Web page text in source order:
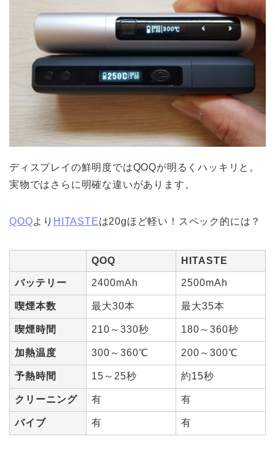
ディスプレイの鮮明度ではQOQが明るくハッキリと。
実物ではさらに明確な違いがあります。
QOQより HITASTEは20gほど軽い！スペック的には？
QOQ HITASTE
バッテリー 2400mAh 2500mAh
喫煙本数 最大30本 最大35本
喫煙時間 210～330秒 180～360秒
加熱温度 300～360℃ 200～300℃
予熱時間 15～25秒 約15秒
クリーニング 有 有
バイブ 有 有